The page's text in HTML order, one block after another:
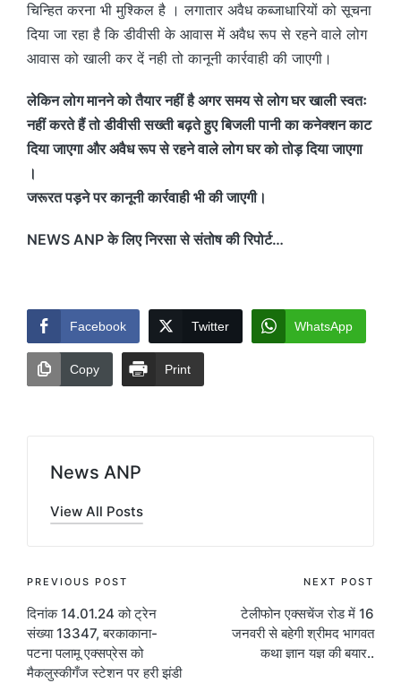
चिन्हित करना भी मुश्किल है । लगातार अवैध कब्जाधारियों को सूचना
दिया जा रहा है कि डीवीसी के आवास में अवैध रूप से रहने वाले लोग
आवास को खाली कर दें नही तो कानूनी कार्रवाही की जाएगी।
लेकिन लोग मानने को तैयार नहीं है अगर समय से लोग घर खाली स्वतः
नहीं करते हैं तो डीवीसी सख्ती बढ़ते हुए बिजली पानी का कनेक्शन काट
दिया जाएगा और अवैध रूप से रहने वाले लोग घर को तोड़ दिया जाएगा
।
जरूरत पड़ने पर कानूनी कार्रवाही भी की जाएगी।
NEWS ANP के लिए निरसा से संतोष की रिपोर्ट…
Facebook Twitter WhatsApp
Copy Print
News ANP
View All Posts
Post
navigation
PREVIOUS POST
दिनांक 14.01.24 को ट्रेन
संख्या 13347, बरकाकाना-
पटना पलामू एक्सप्रेस को
मैकलुस्कीगँज स्टेशन पर हरी झंडी
NEXT POST
टेलीफोन एक्सचेंज रोड में 16
जनवरी से बहेगी श्रीमद भागवत
कथा ज्ञान यज्ञ की बयार..